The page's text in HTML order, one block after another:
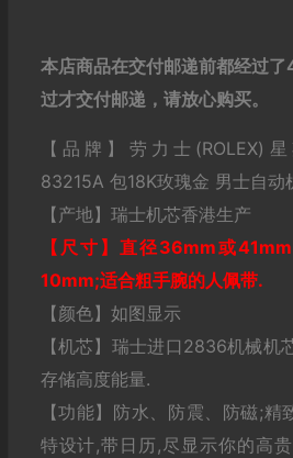
本店商品在交付邮递前都经过
过才交付邮递，请放心购买。
【品牌】劳力士(ROLEX)
83215A 包18K玫瑰金 男士自动
【产地】瑞士机芯香港生产
【尺寸】直径36mm或
10mm;适合粗手腕的人佩带.
【颜色】如图显示
【机芯】瑞士进口2836机械机
存储高度能量.
【功能】防水、防震、防磁;
特设计,带日历,尽显示你的高